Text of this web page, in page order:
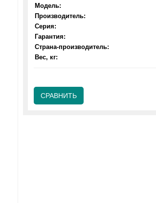
Модель:
Производитель:
Серия:
Гарантия:
Страна-производитель:
Вес, кг:
СРАВНИТЬ